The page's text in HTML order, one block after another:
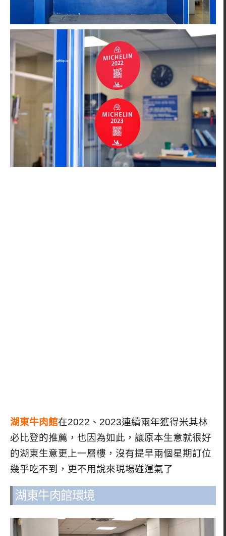
湖東牛肉館在2022、2023連續兩年獲得米其林
必比登的推薦，也因為如此，讓原本生意就很好
的湖東生意更上一層樓，沒有提早兩個星期訂位
幾乎吃不到，更不用說來現場碰運氣了
湖東牛肉館環境